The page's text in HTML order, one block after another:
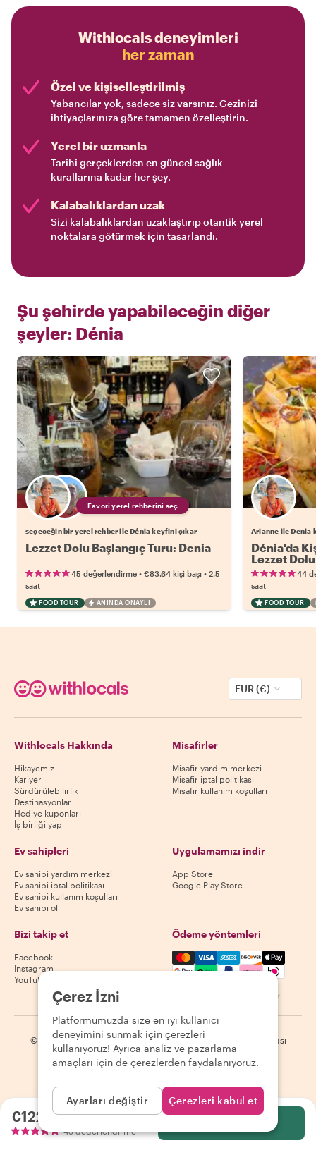
Withlocals deneyimleri
her zaman
Özel ve kişiselleştirilmiş
Yabancılar yok, sadece siz varsınız. Gezinizi
ihtiyaçlarınıza göre tamamen özelleştirin.
Yerel bir uzmanla
Tarihi gerçeklerden en güncel sağlık
kurallarına kadar her şey.
Kalabalıklardan uzak
Sizi kalabalıklardan uzaklaştırıp otantik yerel
noktalara götürmek için tasarlandı.
Şu şehirde yapabileceğin diğer
şeyler: Dénia
Favori yerel rehberini seç
seçeceğin bir yerel rehber ile Dénia keyfini çıkar
Lezzet Dolu Başlangıç Turu: Denia
45 değerlendirme • €83.64 kişi başı • 2.5
saat
FOOD TOUR ANINDA ONAYLI
Arianne ile Denia
Dénia'da
Lezzet
Kalmış 44
saat
FOOD TOUR
€122.35kişi başı
45 değerlendirme
EUR (€)
Withlocals Hakkında
Hikayemiz
Kariyer
Sürdürülebilirlik
Destinasyonlar
Hediye kuponları
İş birliği yap
Misafirler
Misafir yardım merkezi
Misafir iptal politikası
Misafir kullanım koşulları
Ev sahipleri
Ev sahibi yardım merkezi
Ev sahibi iptal politikası
Ev sahibi kullanım koşulları
Ev sahibi ol
Uygulamamızı indir
App Store
Google Play Store
Bizi takip et
Facebook
Instagram
YouTube
Ödeme yöntemleri
Mastercard, Visa, Amex,
Kullanılabilirlik destinasyona göre değişir
© 2026 Withlocals.com | Gizlilik Politikası | Çerezler Site haritası
Çerez İzni
Platformumuzda size en iyi kullanıcı
deneyimini sunmak için çerezleri
kullanıyoruz! Ayrıca analiz ve pazarlama
amaçları için de çerezlerden faydalanıyoruz.
Ayarları değiştir Çerezleri kabul et